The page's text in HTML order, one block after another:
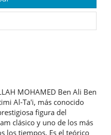
MOHAMED Ben Ali Ben
Al-Ta'i, más conocido
figura del
clásico y uno de los más
los tiempos. Es el teórico